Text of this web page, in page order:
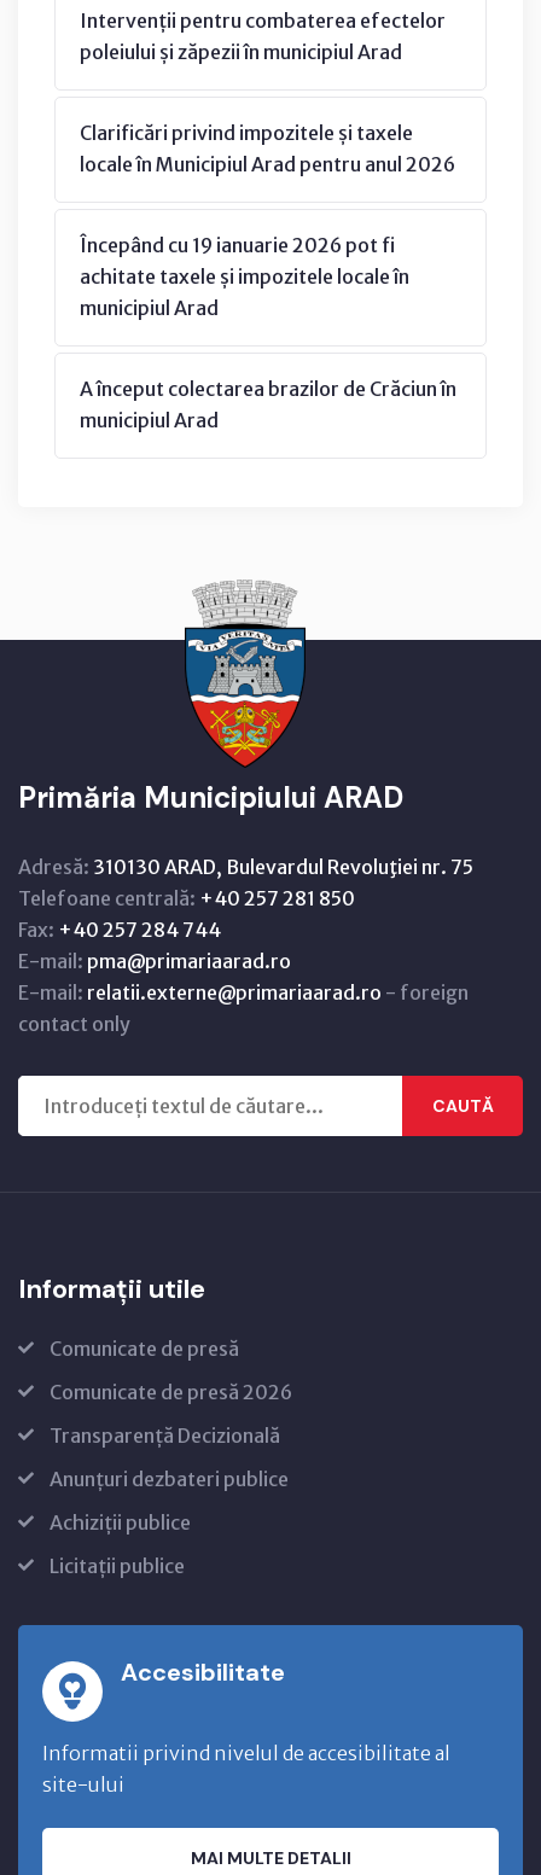
Intervenții pentru combaterea efectelor
poleiului și zăpezii în municipiul Arad
Clarificări privind impozitele și taxele
locale în Municipiul Arad pentru anul 2026
Începând cu 19 ianuarie 2026 pot fi
achitate taxele și impozitele locale în
municipiul Arad
A început colectarea brazilor de Crăciun în
municipiul Arad
Primăria Municipiului ARAD
Adresă: 310130 ARAD, Bulevardul Revoluţiei nr. 75
Telefoane centrală: +40 257 281 850
Fax: +40 257 284 744
E-mail: pma@primariaarad.ro
E-mail: relatii.externe@primariaarad.ro - foreign
contact only
CAUTĂ
Informații utile
Comunicate de presă
Comunicate de presă 2026
Transparență Decizională
Anunțuri dezbateri publice
Achiziții publice
Licitații publice
Accesibilitate
Informatii privind nivelul de accesibilitate al
site-ului
MAI MULTE DETALII